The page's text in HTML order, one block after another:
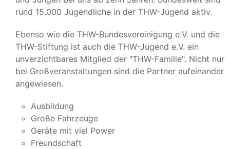
rund 15.000 Jugendliche in der THW-Jugend aktiv.
Ebenso wie die THW-Bundesvereinigung e.V. und die
THW-Stiftung ist auch die THW-Jugend e.V. ein
unverzichtbares Mitglied der "THW-Familie". Nicht nur
bei Großveranstaltungen sind die Partner aufeinander
angewiesen.
Ausbildung
Große Fahrzeuge
Geräte mit viel Power
Freundschaft